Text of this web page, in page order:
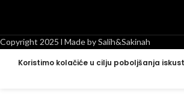
Copyright 2025 l Made by Salih&Sakinah
Koristimo kolačiće u cilju poboljšanja